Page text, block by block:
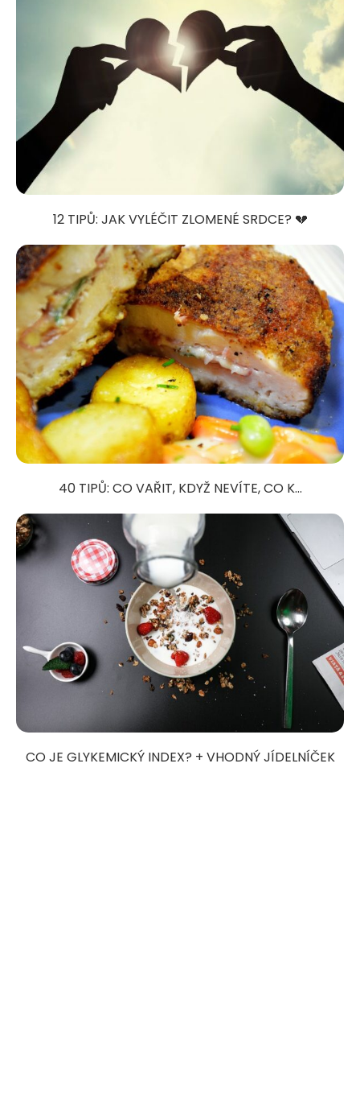
12 TIPŮ: JAK VYLÉČIT ZLOMENÉ SRDCE? 💔
40 TIPŮ: CO VAŘIT, KDYŽ NEVÍTE, CO K...
CO JE GLYKEMICKÝ INDEX? + VHODNÝ JÍDELNÍČEK